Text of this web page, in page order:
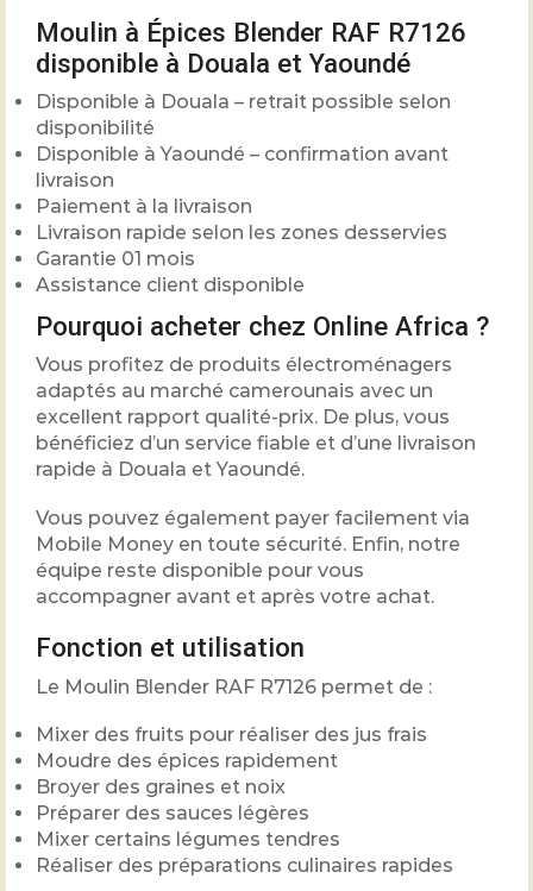
Moulin à Épices Blender RAF R7126
disponible à Douala et Yaoundé
Disponible à Douala – retrait possible selon
disponibilité
Disponible à Yaoundé – confirmation avant
livraison
Paiement à la livraison
Livraison rapide selon les zones desservies
Garantie 01 mois
Assistance client disponible
Pourquoi acheter chez Online Africa ?
Vous profitez de produits électroménagers
adaptés au marché camerounais avec un
excellent rapport qualité-prix. De plus, vous
bénéficiez d’un service fiable et d’une livraison
rapide à Douala et Yaoundé.
Vous pouvez également payer facilement via
Mobile Money en toute sécurité. Enfin, notre
équipe reste disponible pour vous
accompagner avant et après votre achat.
Fonction et utilisation
Le Moulin Blender RAF R7126 permet de :
Mixer des fruits pour réaliser des jus frais
Moudre des épices rapidement
Broyer des graines et noix
Préparer des sauces légères
Mixer certains légumes tendres
Réaliser des préparations culinaires rapides